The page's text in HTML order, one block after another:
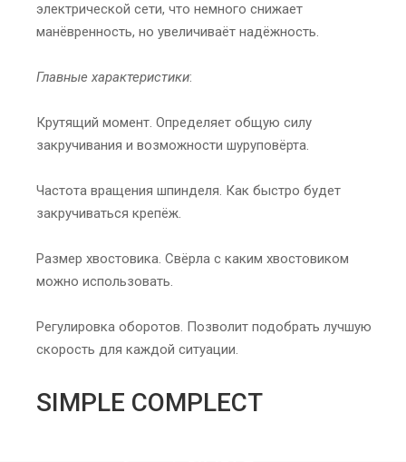
электрической сети, что немного снижает
манёвренность, но увеличиваёт надёжность.
Главные характеристики:
Крутящий момент. Определяет общую силу
закручивания и возможности шуруповёрта.
Частота вращения шпинделя. Как быстро будет
закручиваться крепёж.
Размер хвостовика. Свёрла с каким хвостовиком
можно использовать.
Регулировка оборотов. Позволит подобрать лучшую
скорость для каждой ситуации.
SIMPLE COMPLECT